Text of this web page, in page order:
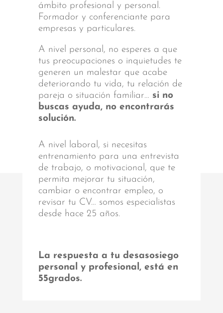
ámbito profesional y personal.
Formador y conferenciante para
empresas y particulares.
A nivel personal, no esperes a que
tus preocupaciones o inquietudes te
generen un malestar que acabe
deteriorando tu vida, tu relación de
pareja o situación familiar… si no
buscas ayuda, no encontrarás
solución.
A nivel laboral, si necesitas
entrenamiento para una entrevista
de trabajo, o motivacional, que te
permita mejorar tu situación,
cambiar o encontrar empleo, o
revisar tu CV… somos especialistas
desde hace 25 años.
La respuesta a tu desasosiego
personal y profesional, está en
55grados.